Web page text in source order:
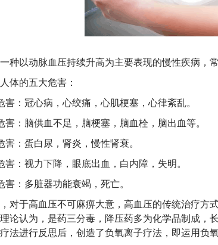
种以动脉血压持续升高为主要表现的慢性疾病，
体的五大危害：
害：冠心病，心绞痛，心肌梗塞，心律紊乱。
害：脑供血不足，脑梗塞，脑血栓，脑出血等。
害：蛋白尿，肾炎，慢性肾衰。
害：视力下降，眼底出血，白内障，失明。
害：多脏器功能衰竭，死亡。
对于高血压不可麻痹大意，高血压的传统治疗
论认为，是药三分毒，降压药多为化学品制成
法进行反思后，创造了负氧离子疗法，即运用